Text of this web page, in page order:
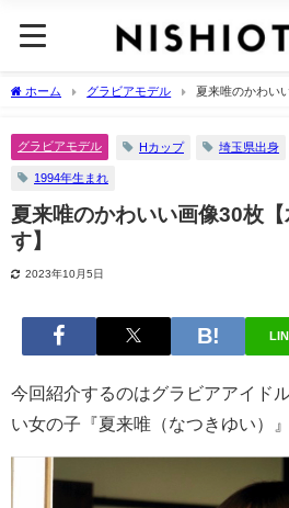
ホーム グラビアモデル
夏来唯のかわい
グラビアモデル Hカップ 埼玉県出身
1994年生まれ
夏来唯のかわいい画像30枚
す】
2023年10月5日
今回紹介するのはグラビアアイド
い女の子『夏来唯（なつきゆい）